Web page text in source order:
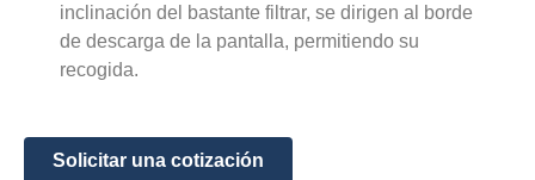
inclinación del bastante filtrar, se dirigen al borde
de descarga de la pantalla, permitiendo su
recogida.
Solicitar una cotización